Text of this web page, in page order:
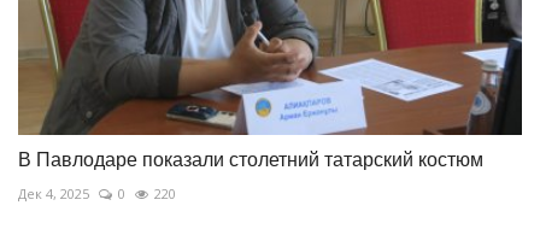
В Павлодаре показали столетний татарский костюм
Дек 4, 2025 0 220